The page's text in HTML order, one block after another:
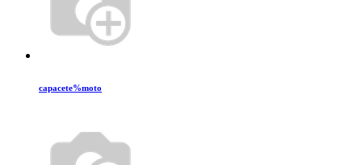
capacete%moto